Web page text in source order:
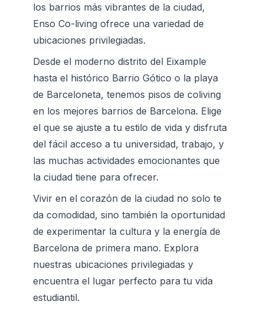
los barrios más vibrantes de la ciudad,
Enso Co-living ofrece una variedad de
ubicaciones privilegiadas.
Desde el moderno distrito del Eixample
hasta el histórico Barrio Gótico o la playa
de Barceloneta, tenemos pisos de coliving
en los mejores barrios de Barcelona. Elige
el que se ajuste a tu estilo de vida y disfruta
del fácil acceso a tu universidad, trabajo, y
las muchas actividades emocionantes que
la ciudad tiene para ofrecer.
Vivir en el corazón de la ciudad no solo te
da comodidad, sino también la oportunidad
de experimentar la cultura y la energía de
Barcelona de primera mano. Explora
nuestras ubicaciones privilegiadas y
encuentra el lugar perfecto para tu vida
estudiantil.